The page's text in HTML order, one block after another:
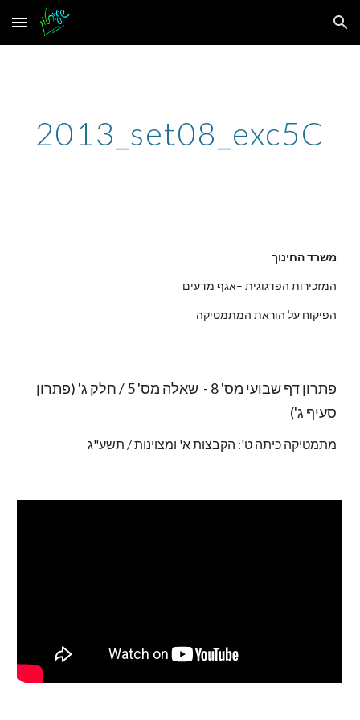
Skip to main content Skip to navigation
2013_set08_exc5C
משרד החינוך
המזכירות הפדגוגית –אגף מדעים
הפיקוח על הוראת המתמטיקה
פתרון דף שבועי מס' 8 - שאלה מס' 5 / חלק ג' (פתרון
סעיף ג')
מתמטיקה כיתה ט': הקבצות א' ומצוינות / תשע"ג